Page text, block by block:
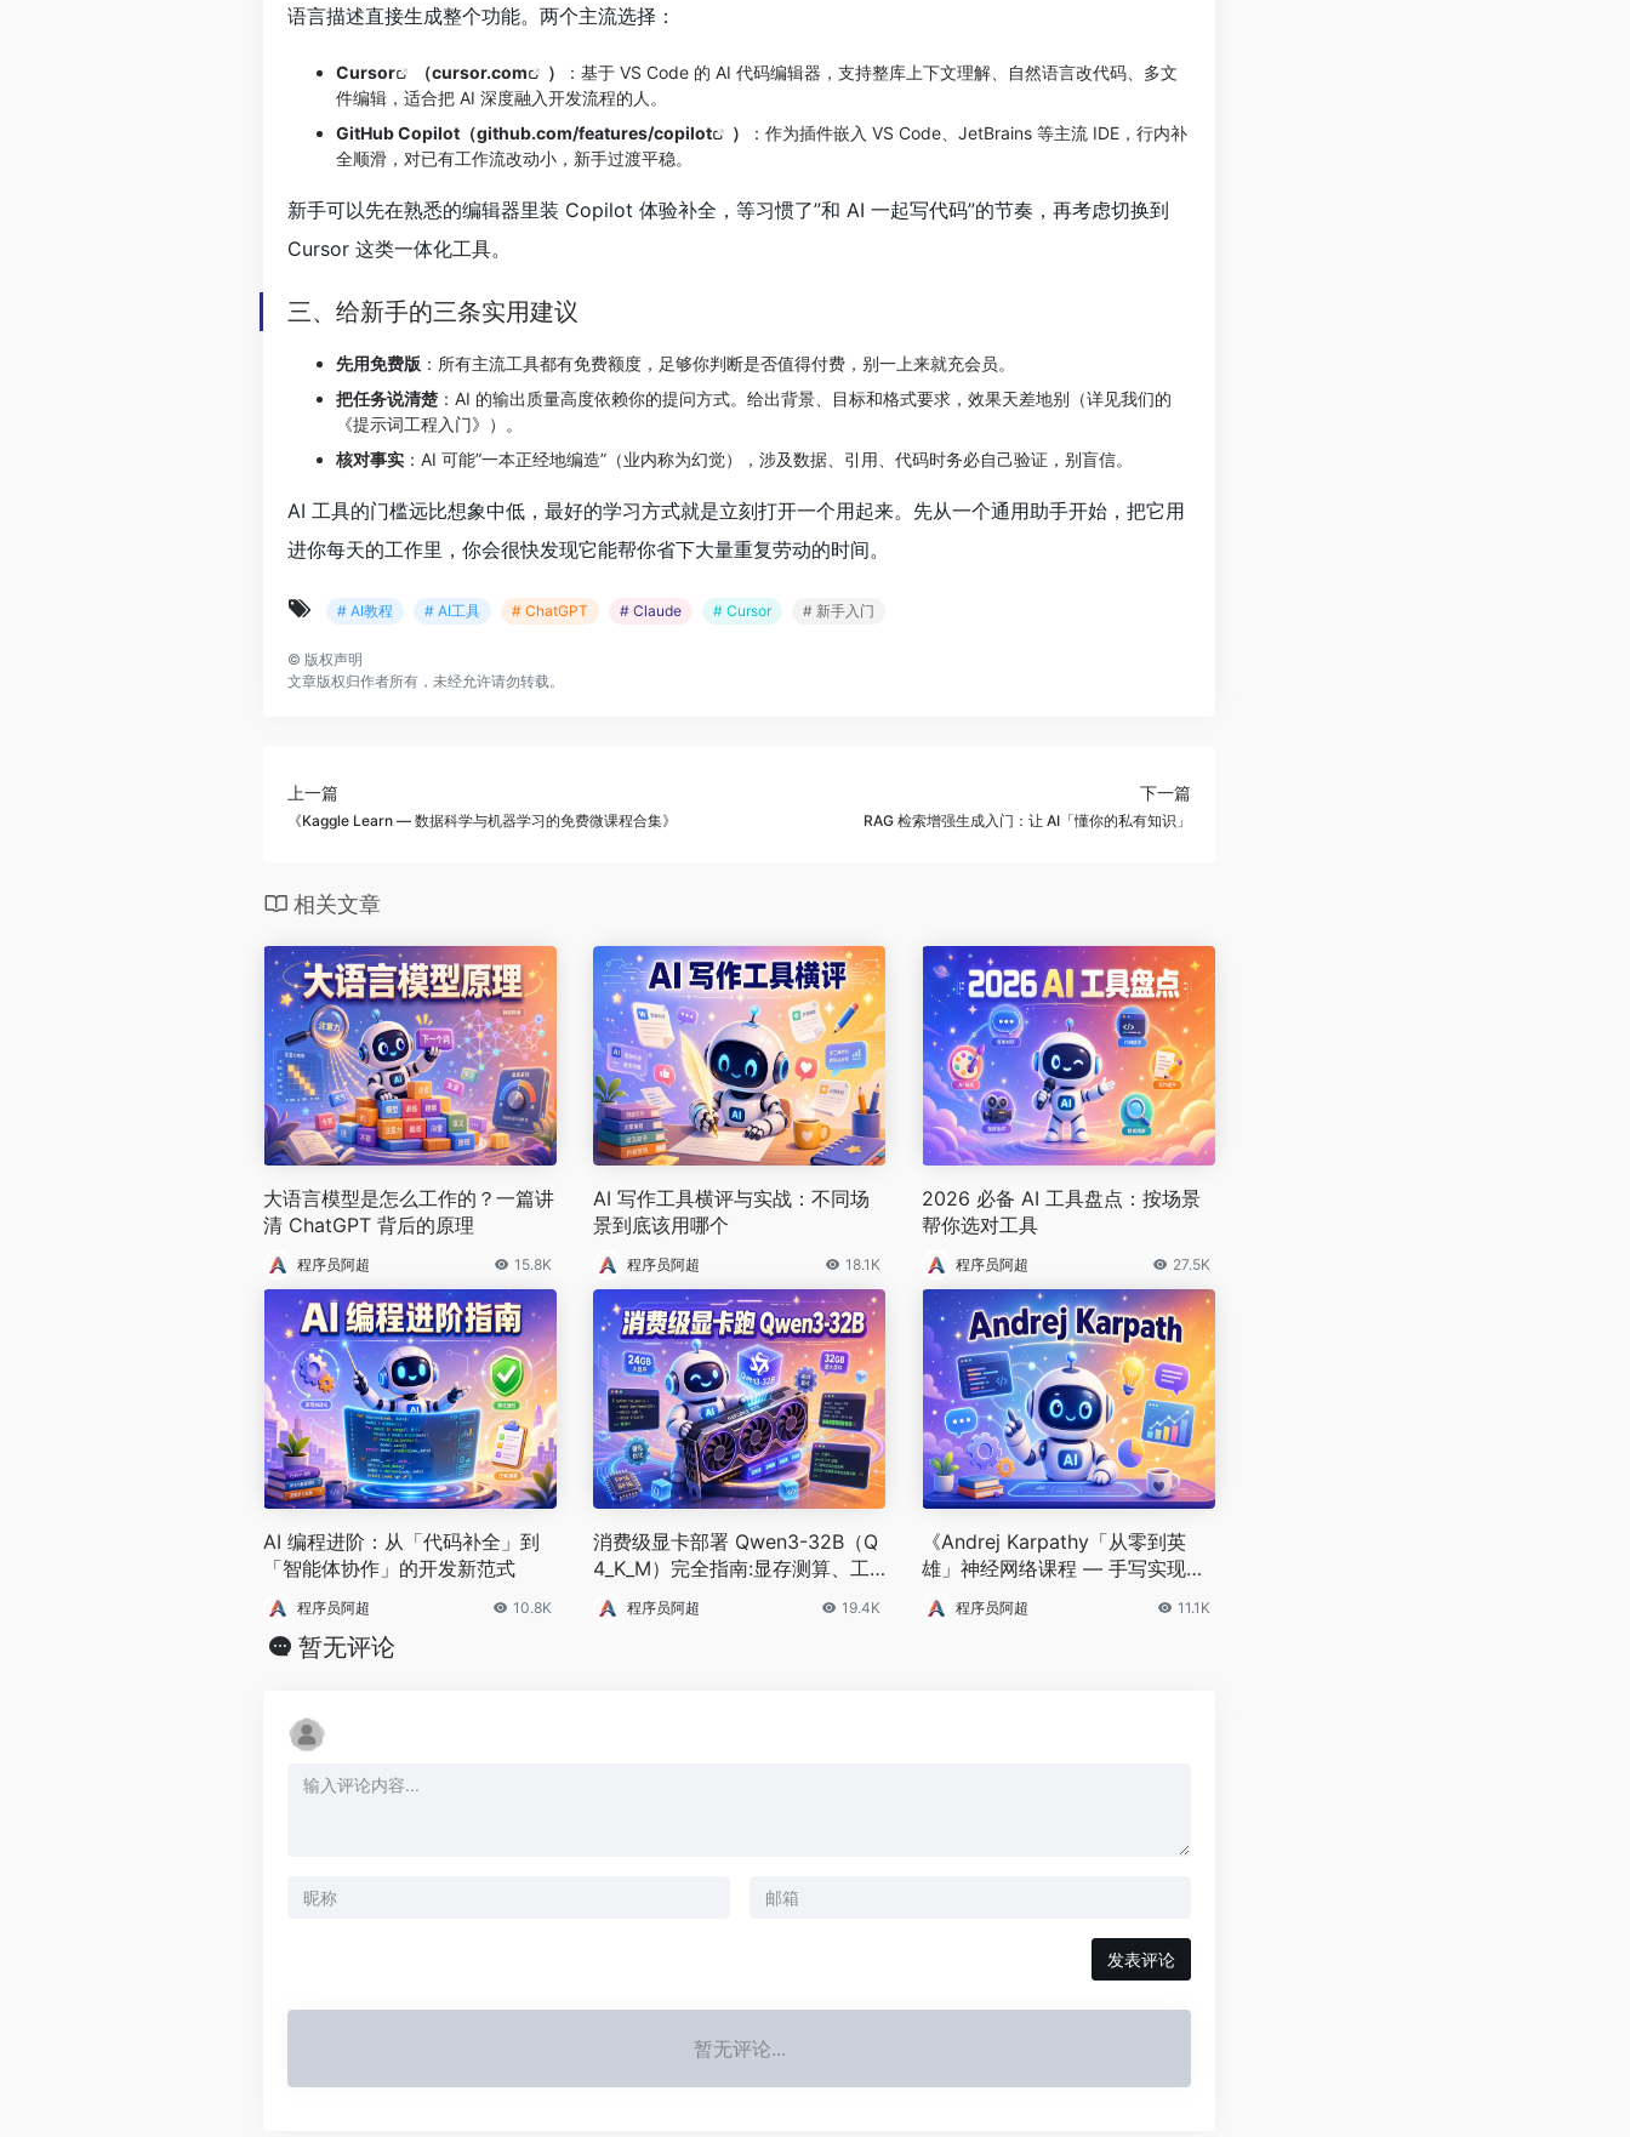
语言描述直接生成整个功能。两个主流选择：
Cursor （cursor.com ）
：基于 VS Code 的 AI 代码编辑器，支持整库上下文理解、自然语言改代码、多文
件编辑，适合把 AI 深度融入开发流程的人。
GitHub Copilot（github.com/features/copilot ）
：作为插件嵌入 VS Code、JetBrains 等主流 IDE，行内补
全顺滑，对已有工作流改动小，新手过渡平稳。
新手可以先在熟悉的编辑器里装 Copilot 体验补全，等习惯了”和 AI 一起写代码”的节奏，再考虑切换到
Cursor 这类一体化工具。
三、给新手的三条实用建议
先用免费版 ：所有主流工具都有免费额度，足够你判断是否值得付费，别一上来就充会员。
把任务说清楚 ：AI 的输出质量高度依赖你的提问方式。给出背景、目标和格式要求，效果天差地别（详见我们的
《提示词工程入门》）。
核对事实 ：AI 可能”一本正经地编造”（业内称为幻觉），涉及数据、引用、代码时务必自己验证，别盲信。
AI 工具的门槛远比想象中低，最好的学习方式就是立刻打开一个用起来。先从一个通用助手开始，把它用
进你每天的工作里，你会很快发现它能帮你省下大量重复劳动的时间。
# AI教程 # AI工具 # ChatGPT # Claude # Cursor # 新手入门
© 版权声明
文章版权归作者所有，未经允许请勿转载。
上一篇
《Kaggle Learn — 数据科学与机器学习的免费微课程合集》
下一篇
RAG 检索增强生成入门：让 AI「懂你的私有知识」
相关文章
大语言模型是怎么工作的？一篇讲
清 ChatGPT 背后的原理
程序员阿超 15.8K
AI 写作工具横评与实战：不同场
景到底该用哪个
程序员阿超 18.1K
2026 必备 AI 工具盘点：按场景
帮你选对工具
程序员阿超 27.5K
AI 编程进阶：从「代码补全」到
「智能体协作」的开发新范式
程序员阿超 10.8K
消费级显卡部署 Qwen3-32B（Q
4_K_M）完全指南:显存测算、工
具选择与国产卡适配
程序员阿超 19.4K
《Andrej Karpathy「从零到英
雄」神经网络课程 — 手写实现一
切的硬核教程》
程序员阿超 11.1K
暂无评论
发表评论
暂无评论...